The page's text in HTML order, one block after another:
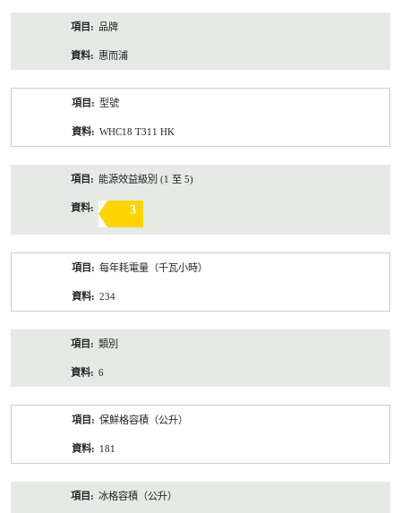
品牌
惠而浦
型號
WHC18 T311 HK
能源效益級別 (1 至 5)
3
每年耗電量（千瓦小時）
234
類別
6
保鮮格容積（公升）
181
冰格容積（公升）